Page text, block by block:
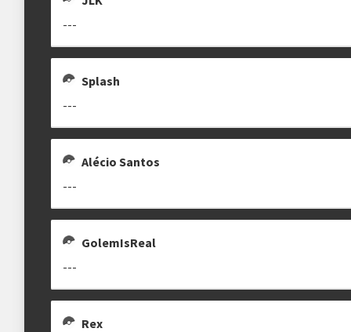
---
Splash
---
Alécio Santos
---
GolemIsReal
---
Rex